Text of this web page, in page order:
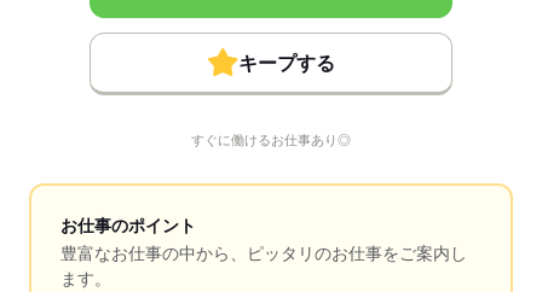
キープする
すぐに働けるお仕事あり◎
お仕事のポイント
豊富なお仕事の中から、ピッタリのお仕事をご案内し
ます。